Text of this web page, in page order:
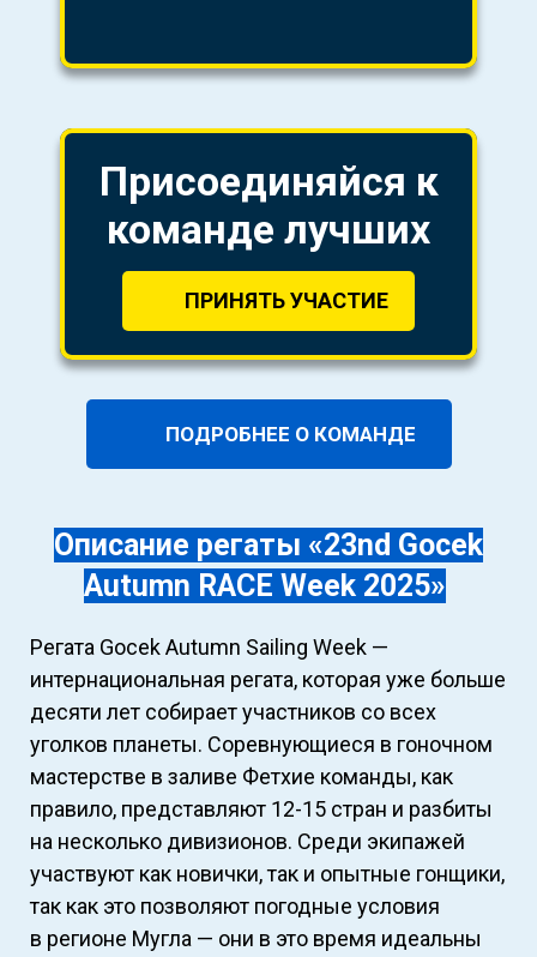
Присоединяйся к
команде лучших
ПРИНЯТЬ УЧАСТИЕ
ПОДРОБНЕЕ О КОМАНДЕ
Описание регаты «23nd Gocek
Autumn RACE Week 2025»
Регата Gocek Autumn Sailing Week —
интернациональная регата, которая уже больше
десяти лет собирает участников со всех
уголков планеты. Соревнующиеся в гоночном
мастерстве в заливе Фетхие команды, как
правило, представляют 12-15 стран и разбиты
на несколько дивизионов. Среди экипажей
участвуют как новички, так и опытные гонщики,
так как это позволяют погодные условия
в регионе Мугла — они в это время идеальны